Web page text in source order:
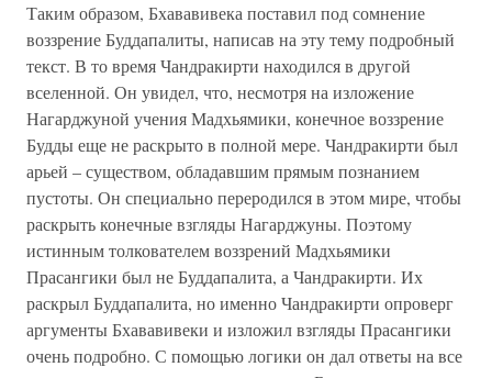
Таким образом, Бхававивека поставил под сомнение
воззрение Буддапалиты, написав на эту тему подробный
текст. В то время Чандракирти находился в другой
вселенной. Он увидел, что, несмотря на изложение
Нагарджуной учения Мадхьямики, конечное воззрение
Будды еще не раскрыто в полной мере. Чандракирти был
арьей – существом, обладавшим прямым познанием
пустоты. Он специально переродился в этом мире, чтобы
раскрыть конечные взгляды Нагарджуны. Поэтому
истинным толкователем воззрений Мадхьямики
Прасангики был не Буддапалита, а Чандракирти. Их
раскрыл Буддапалита, но именно Чандракирти опроверг
аргументы Бхававивеки и изложил взгляды Прасангики
очень подробно. С помощью логики он дал ответы на все